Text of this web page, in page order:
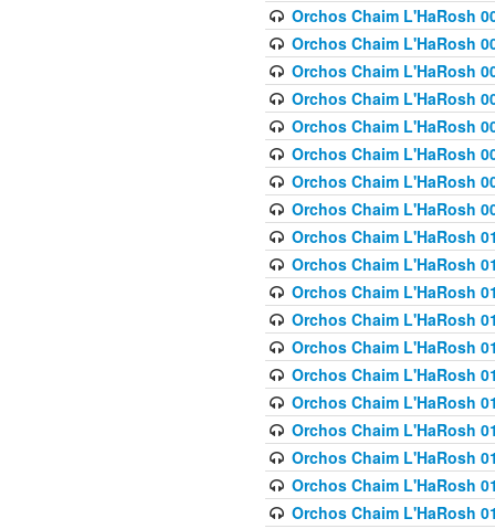
Orchos Chaim L'HaRosh
Orchos Chaim L'HaRosh
Orchos Chaim L'HaRosh
Orchos Chaim L'HaRosh
Orchos Chaim L'HaRosh
Orchos Chaim L'HaRosh
Orchos Chaim L'HaRosh
Orchos Chaim L'HaRosh
Orchos Chaim L'HaRosh
Orchos Chaim L'HaRosh
Orchos Chaim L'HaRosh
Orchos Chaim L'HaRosh
Orchos Chaim L'HaRosh
Orchos Chaim L'HaRosh
Orchos Chaim L'HaRosh
Orchos Chaim L'HaRosh
Orchos Chaim L'HaRosh
Orchos Chaim L'HaRosh
Orchos Chaim L'HaRosh